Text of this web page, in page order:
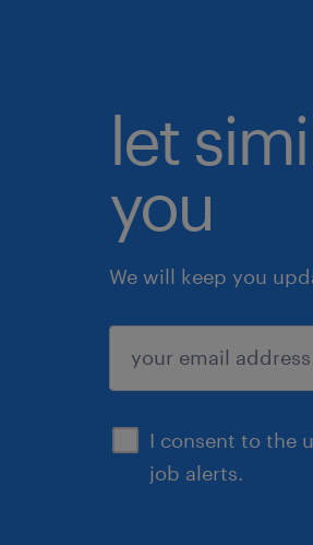
let
you
We will keep you
I consent to the
job alerts.
submit